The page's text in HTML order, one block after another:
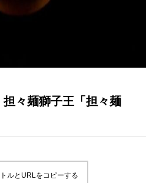
担々麺獅子王「担々麺
ルとURLをコピーする